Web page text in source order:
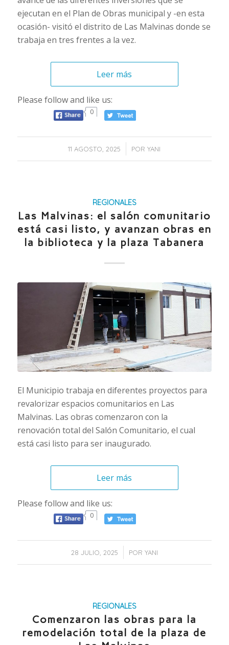
ejecutan en el Plan de Obras municipal y -en esta
ocasión- visitó el distrito de Las Malvinas donde se
trabaja en tres frentes a la vez.
Leer más
Please follow and like us:
0
11 AGOSTO, 2025
/ PORYANI
REGIONALES
Las Malvinas: el salón comunitario
está casi listo, y avanzan obras en
la biblioteca y la plaza Tabanera
El Municipio trabaja en diferentes proyectos para
revalorizar espacios comunitarios en Las
Malvinas. Las obras comenzaron con la
renovación total del Salón Comunitario, el cual
está casi listo para ser inaugurado.
Leer más
Please follow and like us:
0
28 JULIO, 2025
/ POR YANI
REGIONALES
Comenzaron las obras para la
remodelación total de la plaza de